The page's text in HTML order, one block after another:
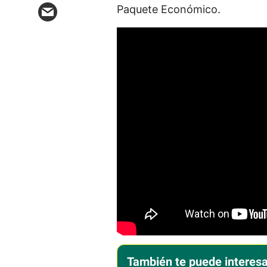
Paquete Económico.
También te puede